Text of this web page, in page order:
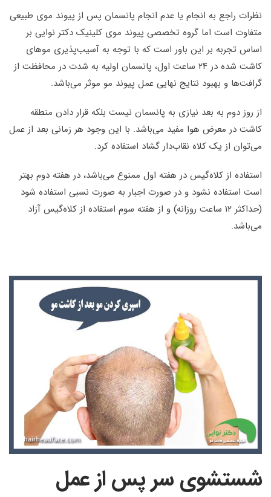
نظرات راجع به انجام یا عدم انجام پانسمان پس از پیوند موی طبیعی
متفاوت است اما گروه تخصصی پیوند موی کلینیک دکتر نوایی بر
اساس تجربه بر این باور است که با توجه به آسیب‌پذیری موهای
کاشت شده در ۲۴ ساعت اول، پانسمان اولیه به شدت در محافظت از
گرافت‌ها و بهبود نتایج نهایی عمل پیوند مو موثر می‌باشد.
از روز دوم به بعد نیازی به پانسمان نیست بلکه قرار دادن منطقه
کاشت در معرض هوا مفید می‌باشد. با این وجود هر زمانی بعد از عمل
می‌توان از یک کلاه نقاب‌دار گشاد استفاده کرد.
استفاده از کلاه‌گیس در هفته اول ممنوع می‌باشد، در هفته دوم بهتر
است استفاده نشود و در صورت اجبار به صورت نسبی استفاده شود
(حداکثر ۱۲ ساعت روزانه) و از هفته سوم استفاده از کلاه‌گیس آزاد
می‌باشد.
شستشوی سر پس از عمل